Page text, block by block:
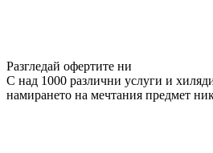
Разгледай офертите ни
С над 1000 различни услуги и
намирането на мечтания предмет